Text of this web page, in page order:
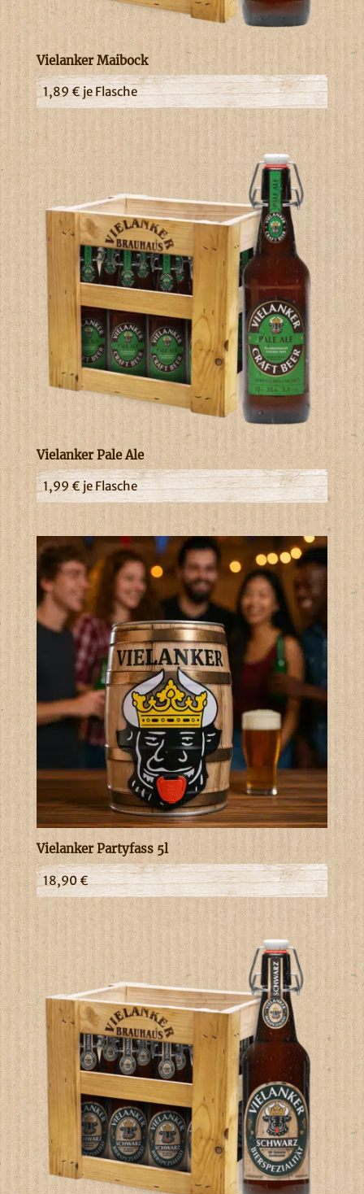
Vielanker Maibock
1,89€je Flasche
Vielanker Pale Ale
1,99€je Flasche
Vielanker Partyfass 5l
18,90€